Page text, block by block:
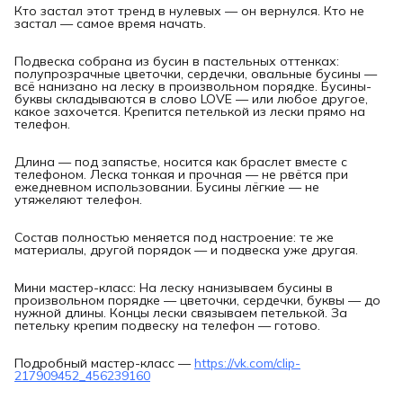
Кто застал этот тренд в нулевых — он вернулся. Кто не
застал — самое время начать.
Подвеска собрана из бусин в пастельных оттенках:
полупрозрачные цветочки, сердечки, овальные бусины —
всё нанизано на леску в произвольном порядке. Бусины-
буквы складываются в слово LOVE — или любое другое,
какое захочется. Крепится петелькой из лески прямо на
телефон.
Длина — под запястье, носится как браслет вместе с
телефоном. Леска тонкая и прочная — не рвётся при
ежедневном использовании. Бусины лёгкие — не
утяжеляют телефон.
Состав полностью меняется под настроение: те же
материалы, другой порядок — и подвеска уже другая.
Мини мастер-класс: На леску нанизываем бусины в
произвольном порядке — цветочки, сердечки, буквы — до
нужной длины. Концы лески связываем петелькой. За
петельку крепим подвеску на телефон — готово.
Подробный мастер-класс —https://vk.com/clip-
217909452_456239160